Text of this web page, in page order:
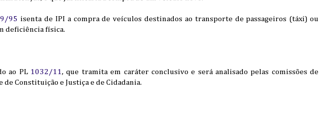
95 isenta de IPI a compra de veículos destinados ao transporte de passageiros (táxi) ou
deficiência física.
ao PL 1032/11, que tramita em caráter conclusivo e será analisado pelas comissões de
de Constituição e Justiça e de Cidadania.